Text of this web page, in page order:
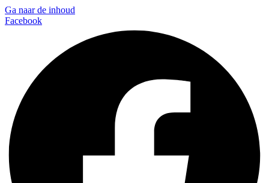
Ga naar de inhoud
Facebook